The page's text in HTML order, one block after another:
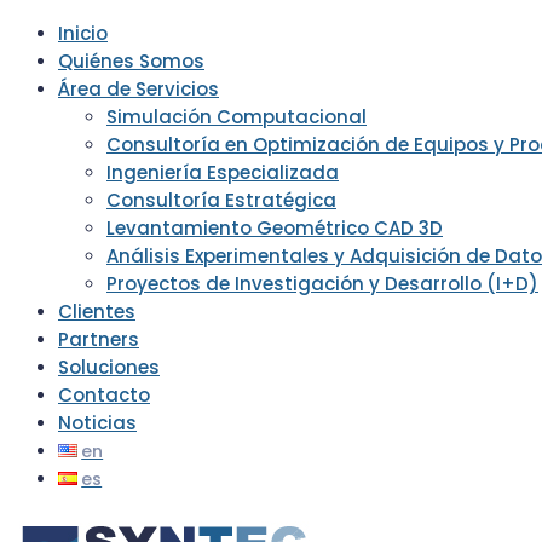
Inicio
Quiénes Somos
Área de Servicios
Simulación Computacional
Consultoría en Optimización de Equipos y
Ingeniería Especializada
Consultoría Estratégica
Levantamiento Geométrico CAD 3D
Análisis Experimentales y Adquisición de
Proyectos de Investigación y Desarrollo (I+D)
Clientes
Partners
Soluciones
Contacto
Noticias